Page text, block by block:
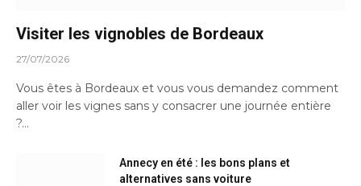
Visiter les vignobles de Bordeaux
27/07/2026
Vous êtes à Bordeaux et vous vous demandez comment
aller voir les vignes sans y consacrer une journée entière
?…
Annecy en été : les bons plans et
alternatives sans voiture